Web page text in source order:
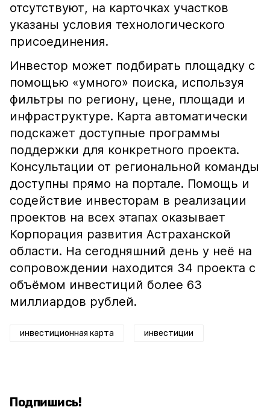
отсутствуют, на карточках участков
указаны условия технологического
присоединения.
Инвестор может подбирать площадку с
помощью «умного» поиска, используя
фильтры по региону, цене, площади и
инфраструктуре. Карта автоматически
подскажет доступные программы
поддержки для конкретного проекта.
Консультации от региональной команды
доступны прямо на портале. Помощь и
содействие инвесторам в реализации
проектов на всех этапах оказывает
Корпорация развития Астраханской
области. На сегодняшний день у неё на
сопровождении находится 34 проекта с
объёмом инвестиций более 63
миллиардов рублей.
инвестиционная карта инвестиции
Подпишись!